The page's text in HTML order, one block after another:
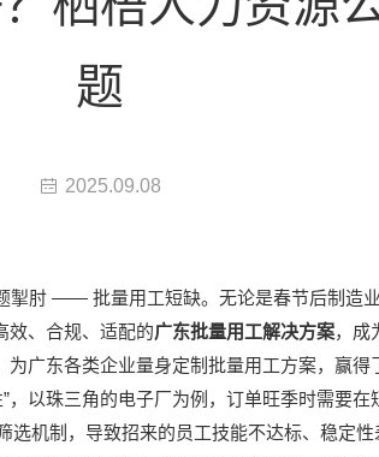
题
2025.09.08
掣肘 —— 批量用工短缺。无论是春节后制造
效、合规、适配的广东批量用工解决方案，成
广东各类企业量身定制批量用工方案，赢得
”，以珠三角的电子厂为例，订单旺季时需要
选机制，导致招来的员工技能不达标、稳定